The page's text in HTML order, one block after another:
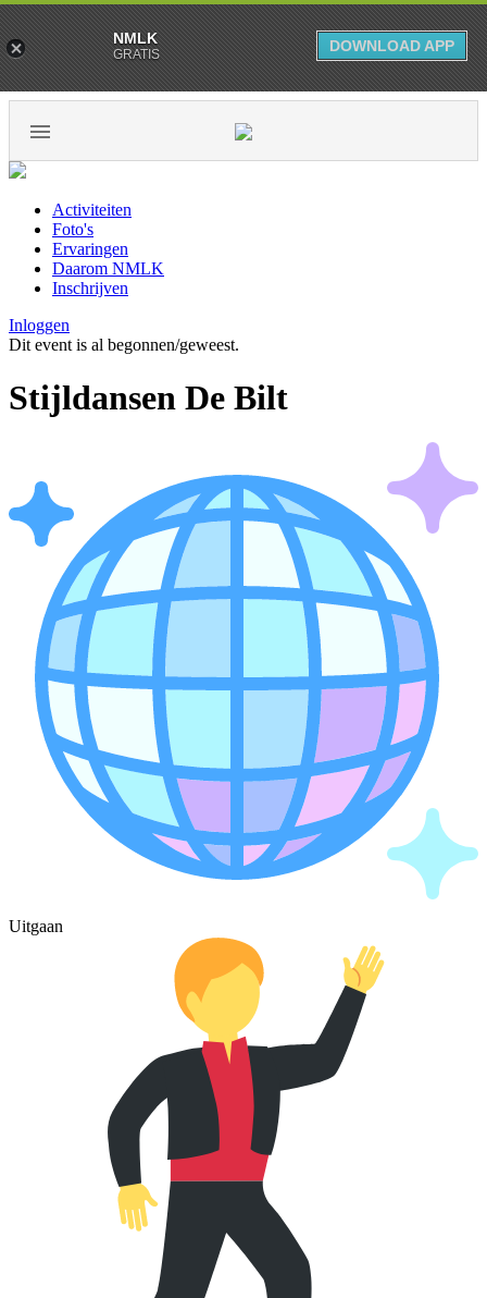
Activiteiten
Foto's
Ervaringen
Daarom NMLK
Inschrijven
Inloggen
Dit event is al begonnen/geweest.
Stijldansen De Bilt
Uitgaan
NMLK
GRATIS DOWNLOAD APP